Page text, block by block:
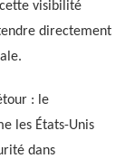
visibilité
directement
: le
les États-Unis
dans